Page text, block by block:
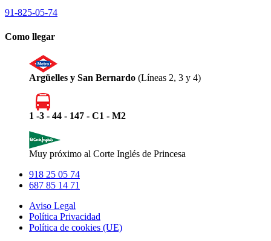
91-825-05-74
Como llegar
Argüelles y San Bernardo (Líneas 2, 3 y 4)
1 -3 - 44 - 147 - C1 - M2
Muy próximo al Corte Inglés de Princesa
918 25 05 74
687 85 14 71
Aviso Legal
Política Privacidad
Política de cookies (UE)